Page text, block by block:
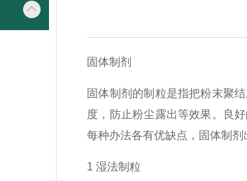
固体制剂
固体制剂的制粒是指把粉末聚
度，防止粉尘露出等效果。良
每种办法各有优缺点，固体制剂
1 湿法制粒